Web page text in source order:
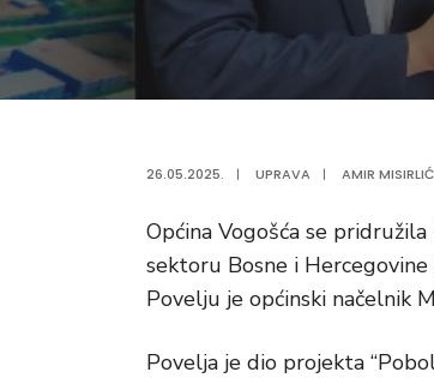
26.05.2025. | UPRAVA | AMIR MISIRLIĆ
Općina Vogošća se
sektoru Bosne i
Povelju je općinski načelnik
Povelja je dio projekta